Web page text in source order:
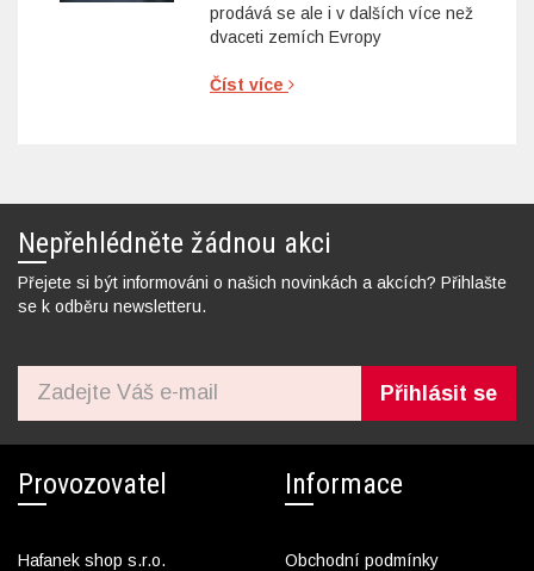
prodává se ale i v dalších více než
dvaceti zemích Evropy
Číst více
Nepřehlédněte žádnou akci
Přejete si být informováni o našich novinkách a akcích? Přihlašte
se k odběru newsletteru.
Přihlásit se
Provozovatel
Hafanek shop s.r.o.
Informace
Obchodní podmínky